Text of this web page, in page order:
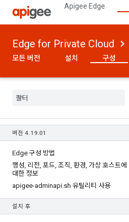
Apigee Edge
Edge for Private Cloud
모든 버전 설치 구성
버전 4.19.01
Edge 구성 방법
행성, 리전, 포드, 조직, 환경, 가상 호스트에
대한 정보
apigee-adminapi.sh 유틸리티 사용
설치 후